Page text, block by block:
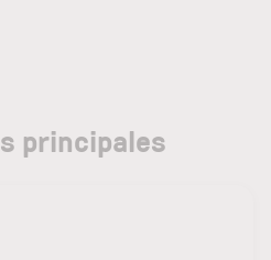
principales